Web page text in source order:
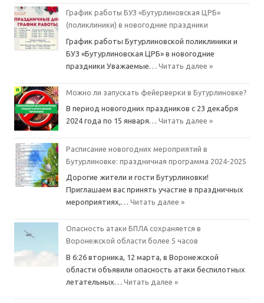
График работы БУЗ «Бутурлиновская ЦРБ»
(поликлиники) в новогодние праздники
График работы Бутурлиновской поликлиники и
БУЗ «Бутурлиновская ЦРБ» в новогодние
праздники Уважаемые… Читать далее »
Можно ли запускать фейерверки в Бутурлиновке?
В период новогодних праздников с 23 декабря
2024 года по 15 января… Читать далее »
Расписание новогодних мероприятий в
Бутурлиновке: праздничная программа 2024-2025
Дорогие жители и гости Бутурлиновки!
Приглашаем вас принять участие в праздничных
мероприятиях,… Читать далее »
Опасность атаки БПЛА сохраняется в
Воронежской области более 5 часов
В 6:26 вторника, 12 марта, в Воронежской
области объявили опасность атаки беспилотных
летательных… Читать далее »